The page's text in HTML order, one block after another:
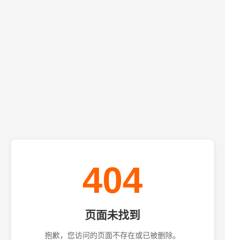
404
页面未找到
抱歉，您访问的页面不存在或已被删除。